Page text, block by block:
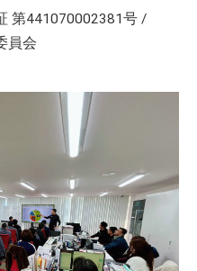
第441070002381号 /
員会